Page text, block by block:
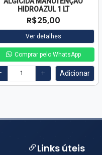
HIDROAZUL 1 LT
R$25,00
Ver detalhes
Comprar pelo WhatsApp
Adicionar
Links úteis